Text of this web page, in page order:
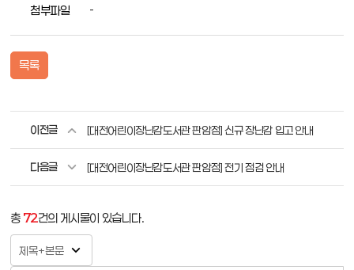
첨부파일 -
목록
이전글 [대전어린이장난감도서관 판암점] 신규 장난감 입고 안내
다음글 [대전어린이장난감도서관 판암점] 전기 점검 안내
총 72건의 게시물이 있습니다.